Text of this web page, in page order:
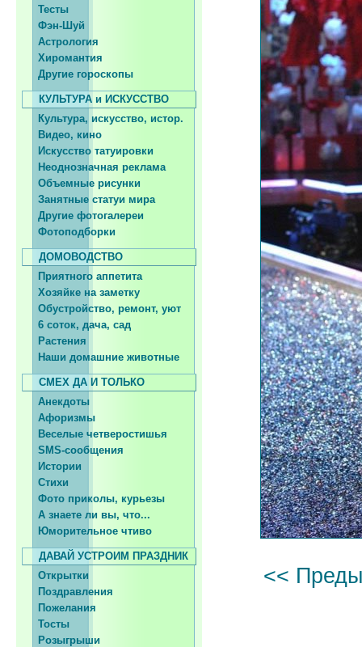
Тесты
Фэн-Шуй
Астрология
Хиромантия
Другие гороскопы
КУЛЬТУРА и ИСКУССТВО
Культура, искусство, истор.
Видео, кино
Искусство татуировки
Неоднозначная реклама
Объемные рисунки
Занятные статуи мира
Другие фотогалереи
Фотоподборки
ДОМОВОДСТВО
Приятного аппетита
Хозяйке на заметку
Обустройство, ремонт, уют
6 соток, дача, сад
Растения
Наши домашние животные
СМЕХ ДА И ТОЛЬКО
Анекдоты
Афоризмы
Веселые четверостишья
SMS-сообщения
Истории
Стихи
Фото приколы, курьезы
А знаете ли вы, что...
Юморительное чтиво
ДАВАЙ УСТРОИМ ПРАЗДНИК
Открытки
Поздравления
Пожелания
Тосты
Розыгрыши
<<